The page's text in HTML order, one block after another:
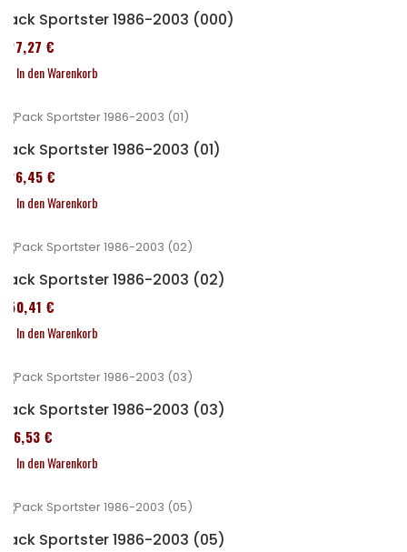
Pack Sportster 1986-2003 (000)
227,27 €
In den Warenkorb
Pack Sportster 1986-2003 (01)
326,45 €
In den Warenkorb
Pack Sportster 1986-2003 (02)
450,41 €
In den Warenkorb
Pack Sportster 1986-2003 (03)
516,53 €
In den Warenkorb
Pack Sportster 1986-2003 (05)